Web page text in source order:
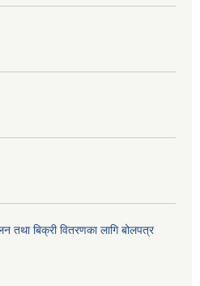
बिक्री वितरणका लागि बोलपत्र